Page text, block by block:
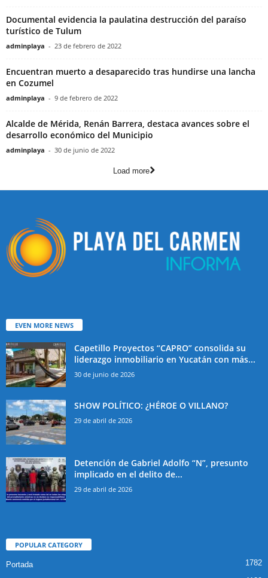
Documental evidencia la paulatina destrucción del paraíso
turístico de Tulum
adminplaya - 23 de febrero de 2022
Encuentran muerto a desaparecido tras hundirse una lancha
en Cozumel
adminplaya - 9 de febrero de 2022
Alcalde de Mérida, Renán Barrera, destaca avances sobre el
desarrollo económico del Municipio
adminplaya - 30 de junio de 2022
Load more
EVEN MORE NEWS
Capetillo Proyectos “CAPRO” consolida su
liderazgo inmobiliario en Yucatán con más...
30 de junio de 2026
SHOW POLÍTICO: ¿HÉROE O VILLANO?
29 de abril de 2026
Detención de Gabriel Adolfo “N”, presunto
implicado en el delito de...
29 de abril de 2026
POPULAR CATEGORY
Portada
1782